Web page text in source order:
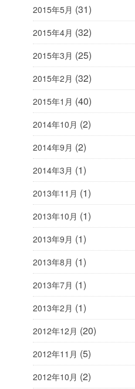
2015年5月 (31)
2015年4月 (32)
2015年3月 (25)
2015年2月 (32)
2015年1月 (40)
2014年10月 (2)
2014年9月 (2)
2014年3月 (1)
2013年11月 (1)
2013年10月 (1)
2013年9月 (1)
2013年8月 (1)
2013年7月 (1)
2013年2月 (1)
2012年12月 (20)
2012年11月 (5)
2012年10月 (2)